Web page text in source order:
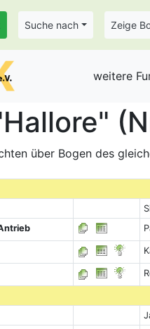
Suche nach Zeige
weitere
über Bogen des